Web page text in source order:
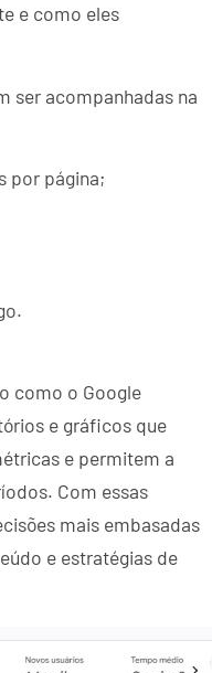
e como eles
ser acompanhadas na
por página;
como o Google
e gráficos que
e permitem a
Com essas
mais embasadas
e estratégias de